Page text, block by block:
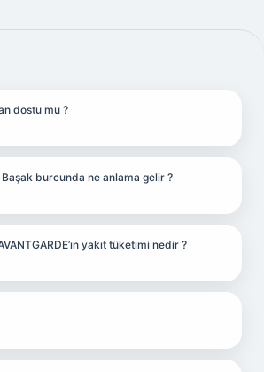
dostu mu ?
burcunda ne anlama gelir ?
yakıt tüketimi nedir ?